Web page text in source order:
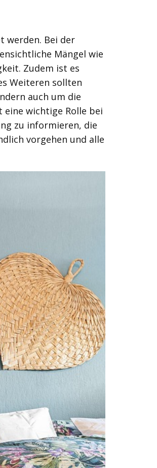
werden. Bei der
Mängel wie
Zudem ist es
Weiteren sollten
auch um die
wichtige Rolle bei
zu informieren, die
vorgehen und alle